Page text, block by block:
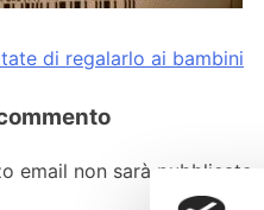
di regalarlo ai bambini
email non sarà pubblicato.